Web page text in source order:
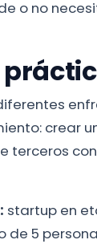
o no
crear
terceros
startup en
de 5